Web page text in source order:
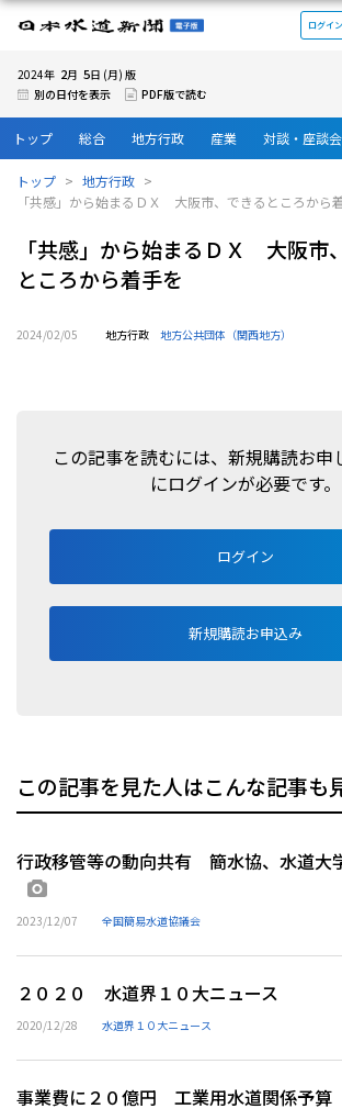
日本水道新聞 電子版
ログイン
2024年 2月 5日 (月) 版
別の日付を表示
PDF版で読む
トップ 総合 地方行政 産業 対談・座談会
トップ
地方行政
「共感」から始まるＤＸ 大阪市、できるところから
「共感」から始まるＤＸ 大阪市
ところから着手を
2024/02/05 地方行政 地方公共団体（関西地方）
この記事を読むには、新規購読お申
にログインが必要です。
ログイン
新規購読お申込み
この記事を見た人はこんな記事も
行政移管等の動向共有 簡水協、水道大
2023/12/07 全国簡易水道協議会
２０２０ 水道界１０大ニュース
2020/12/28 水道界１０大ニュース
事業費に２０億円 工業用水道関係予算